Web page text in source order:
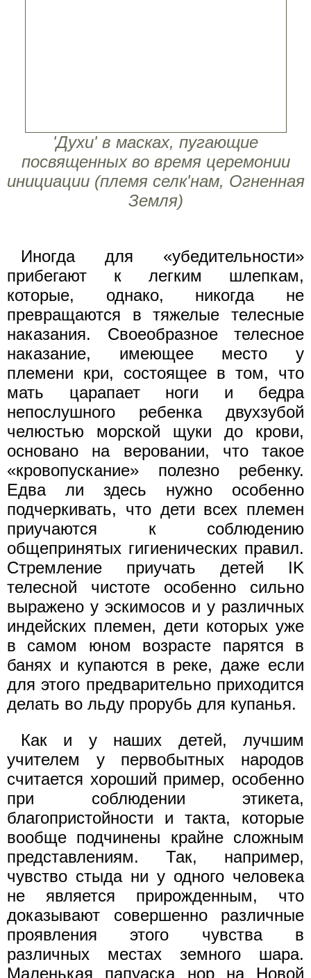
'Духи' в масках, пугающие
посвященных во время церемонии
инициации (племя селк'нам, Огненная
Земля)
Иногда для «убедительности»
прибегают к легким шлепкам,
которые, однако, никогда не
превращаются в тяжелые телесные
наказания. Своеобразное телесное
наказание, имеющее место у
племени кри, состоящее в том, что
мать царапает ноги и бедра
непослушного ребенка двухзубой
челюстью морской щуки до крови,
основано на веровании, что такое
«кровопускание» полезно ребенку.
Едва ли здесь нужно особенно
подчеркивать, что дети всех племен
приучаются к соблюдению
общепринятых гигиенических правил.
Стремление приучать детей IK
телесной чистоте особенно сильно
выражено у эскимосов и у различных
индейских племен, дети которых уже
в самом юном возрасте парятся в
банях и купаются в реке, даже если
для этого предварительно приходится
делать во льду прорубь для купанья.
Как и у наших детей, лучшим
учителем у первобытных народов
считается хороший пример, особенно
при соблюдении этикета,
благопристойности и такта, которые
вообще подчинены крайне сложным
представлениям. Так, например,
чувство стыда ни у одного человека
не является прирожденным, что
доказывают совершенно различные
проявления этого чувства в
различных местах земного шара.
Маленькая папуаска нор на Новой